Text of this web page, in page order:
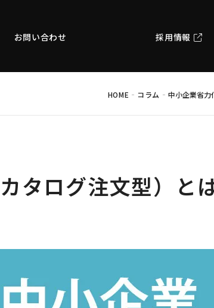
お問い合わせ 採用情報
HOME - コラム - 中小企業省力
タログ注文型）と